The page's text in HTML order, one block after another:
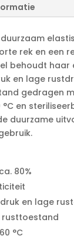
duurzaam
rek en een
behoudt
en lage
gedragen
en
duurzame
80%
en lage
°C